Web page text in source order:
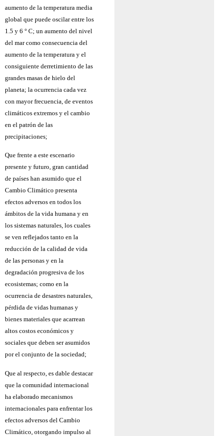
aumento de la temperatura media
global que puede oscilar entre los
1.5 y 6 ° C; un aumento del nivel
del mar como consecuencia del
aumento de la temperatura y el
consiguiente derretimiento de las
grandes masas de hielo del
planeta; la ocurrencia cada vez
con mayor frecuencia, de eventos
climáticos extremos y el cambio
en el patrón de las
precipitaciones;
Que frente a este escenario
presente y futuro, gran cantidad
de países han asumido que el
Cambio Climático presenta
efectos adversos en todos los
ámbitos de la vida humana y en
los sistemas naturales, los cuales
se ven reflejados tanto en la
reducción de la calidad de vida
de las personas y en la
degradación progresiva de los
ecosistemas; como en la
ocurrencia de desastres naturales,
pérdida de vidas humanas y
bienes materiales que acarrean
altos costos económicos y
sociales que deben ser asumidos
por el conjunto de la sociedad;
Que al respecto, es dable destacar
que la comunidad internacional
ha elaborado mecanismos
internacionales para enfrentar los
efectos adversos del Cambio
Climático, otorgando impulso al